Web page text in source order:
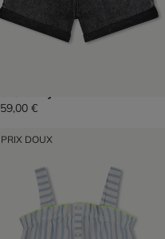
59,00 €
PRIX DOUX